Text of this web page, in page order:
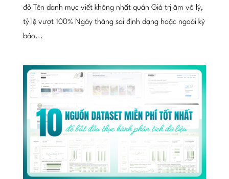
đỏ Tên danh mục viết không nhất quán Giá trị âm vô lý,
tỷ lệ vượt 100% Ngày tháng sai định dạng hoặc ngoài kỳ
báo...